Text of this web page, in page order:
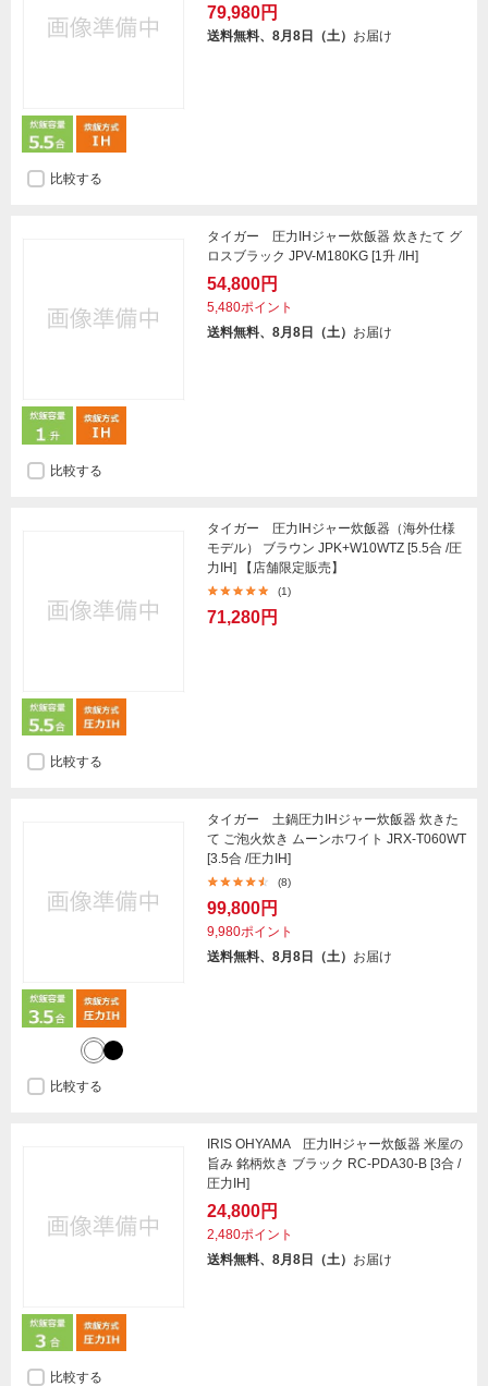
79,980円
送料無料、8月8日（土） お届け
比較する
タイガー 圧力IHジャー炊飯器 炊きたて グ
ロスブラック JPV-M180KG [1升 /IH]
54,800円
5,480ポイント
送料無料、8月8日（土） お届け
比較する
タイガー 圧力IHジャー炊飯器（海外仕様
モデル） ブラウン JPK+W10WTZ [5.5合 /圧
力IH] 【店舗限定販売】
(1)
71,280円
比較する
タイガー 土鍋圧力IHジャー炊飯器 炊きた
て ご泡火炊き ムーンホワイト JRX-T060WT
[3.5合 /圧力IH]
(8)
99,800円
9,980ポイント
送料無料、8月8日（土） お届け
比較する
IRIS OHYAMA 圧力IHジャー炊飯器 米屋の
旨み 銘柄炊き ブラック RC-PDA30-B [3合 /
圧力IH]
24,800円
2,480ポイント
送料無料、8月8日（土） お届け
比較する